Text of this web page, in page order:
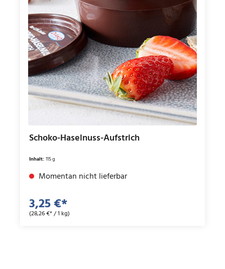
Schoko-Haselnuss-Aufstrich
Inhalt:115 g
Momentan nicht lieferbar
3,25 €*
(28,26 €* / 1 kg)